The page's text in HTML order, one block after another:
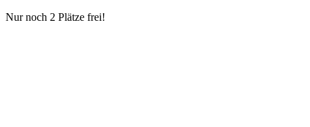
Nur noch 2 Plätze frei!